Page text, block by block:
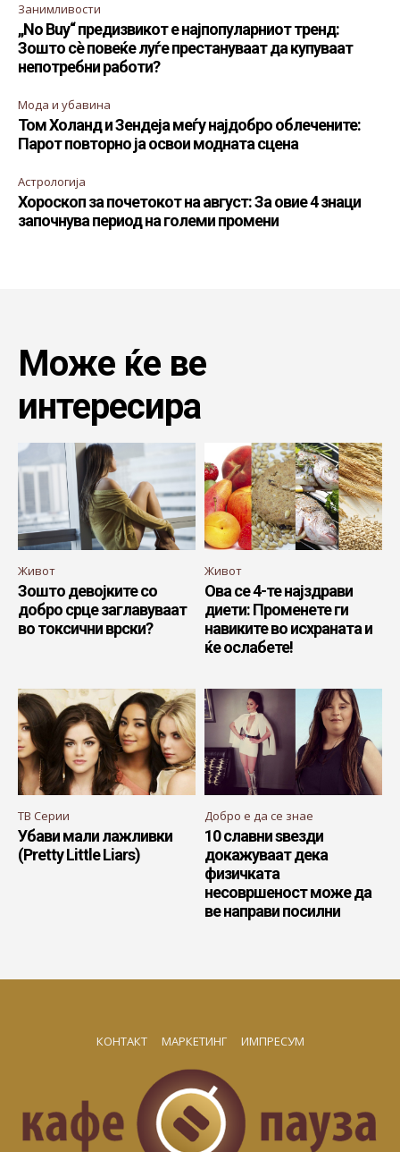
Занимливости
„No Buy“ предизвикот е најпопуларниот тренд:
Зошто сè повеќе луѓе престануваат да купуваат
непотребни работи?
Мода и убавина
Том Холанд и Зендеја меѓу најдобро облечените:
Парот повторно ја освои модната сцена
Астрологија
Хороскоп за почетокот на август: За овие 4 знаци
започнува период на големи промени
Може ќе ве
интересира
Живот
Зошто девојките со
добро срце заглавуваат
во токсични врски?
Живот
Ова се 4-те најздрави
диети: Променете ги
навиките во исхраната и
ќе ослабете!
ТВ Серии
Убави мали лажливки
(Pretty Little Liars)
Добро е да се знае
10 славни ѕвезди
докажуваат дека
физичката
несовршеност може да
ве направи посилни
КОНТАКТ МАРКЕТИНГ ИМПРЕСУМ